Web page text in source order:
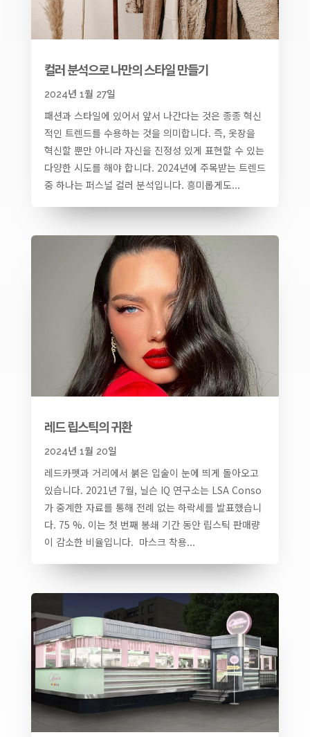
컬러 분석으로 나만의 스타일 만들기
2024년 1월 27일
패션과 스타일에 있어서 앞서 나간다는 것은 종종 혁신
적인 트렌드를 수용하는 것을 의미합니다. 즉, 옷장을
혁신할 뿐만 아니라 자신을 진정성 있게 표현할 수 있는
다양한 시도를 해야 합니다. 2024년에 주목받는 트렌드
중 하나는 퍼스널 컬러 분석입니다. 흥미롭게도...
레드 립스틱의 귀환
2024년 1월 20일
레드카펫과 거리에서 붉은 입술이 눈에 띄게 돌아오고
있습니다. 2021년 7월, 닐슨 IQ 연구소는 LSA Conso
가 중계한 자료를 통해 전례 없는 하락세를 발표했습니
다. 75 %. 이는 첫 번째 봉쇄 기간 동안 립스틱 판매량
이 감소한 비율입니다. 마스크 착용...